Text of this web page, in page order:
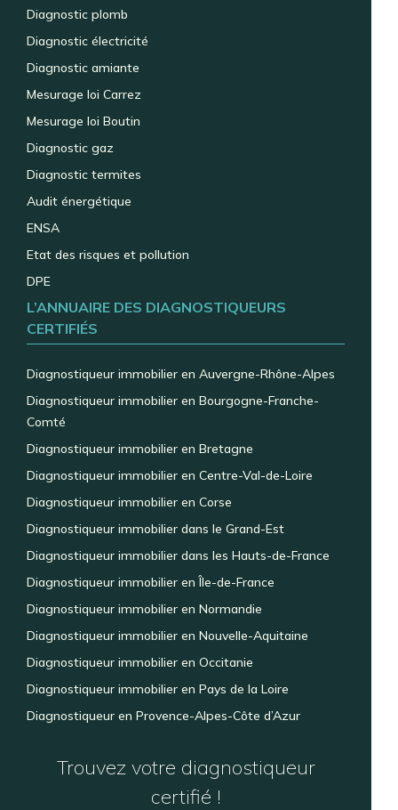
Diagnostic plomb
Diagnostic électricité
Diagnostic amiante
Mesurage loi Carrez
Mesurage loi Boutin
Diagnostic gaz
Diagnostic termites
Audit énergétique
ENSA
Etat des risques et pollution
DPE
L’ANNUAIRE DES DIAGNOSTIQUEURS
CERTIFIÉS
Diagnostiqueur immobilier en Auvergne-Rhône-Alpes
Diagnostiqueur immobilier en Bourgogne-Franche-
Comté
Diagnostiqueur immobilier en Bretagne
Diagnostiqueur immobilier en Centre-Val-de-Loire
Diagnostiqueur immobilier en Corse
Diagnostiqueur immobilier dans le Grand-Est
Diagnostiqueur immobilier dans les Hauts-de-France
Diagnostiqueur immobilier en Île-de-France
Diagnostiqueur immobilier en Normandie
Diagnostiqueur immobilier en Nouvelle-Aquitaine
Diagnostiqueur immobilier en Occitanie
Diagnostiqueur immobilier en Pays de la Loire
Diagnostiqueur en Provence-Alpes-Côte d’Azur
Trouvez votre diagnostiqueur
certifié !